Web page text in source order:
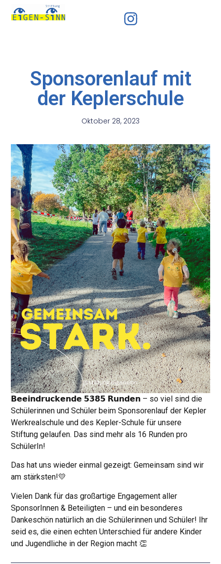
Sponsorenlauf mit
der Keplerschule
Oktober 28, 2023
𝗕𝗲𝗲𝗶𝗻𝗱𝗿𝘂𝗰𝗸𝗲𝗻𝗱𝗲 𝟱𝟯𝟴𝟱 𝗥𝘂𝗻𝗱𝗲𝗻 – so viel sind die
Schülerinnen und Schüler beim Sponsorenlauf der Kepler
Werkrealschule und des Kepler-Schule für unsere
Stiftung gelaufen. Das sind mehr als 16 Runden pro
SchülerIn!
Das hat uns wieder einmal gezeigt: Gemeinsam sind wir
am stärksten!💛
Vielen Dank für das großartige Engagement aller
SponsorInnen & Beteiligten – und ein besonderes
Dankeschön natürlich an die Schülerinnen und Schüler! Ihr
seid es, die einen echten Unterschied für andere Kinder
und Jugendliche in der Region macht 👏